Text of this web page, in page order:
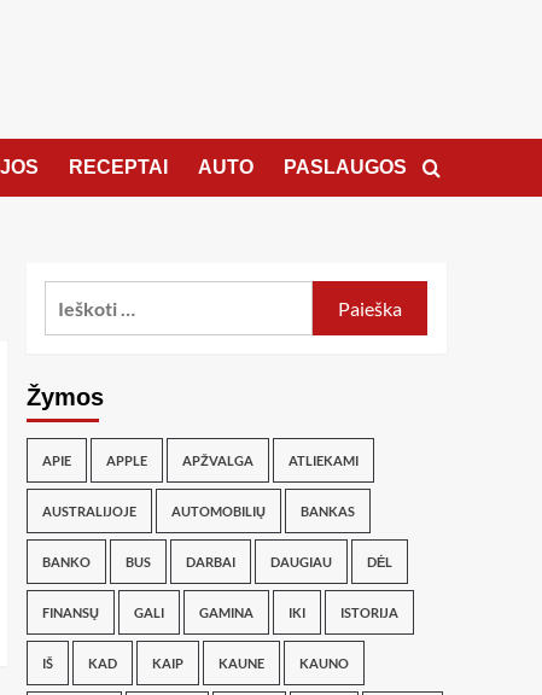
RECEPTAI AUTO PASLAUGOS
Žymos
APIE APPLE APŽVALGA ATLIEKAMI
AUSTRALIJOJE AUTOMOBILIŲ BANKAS
BANKO BUS DARBAI DAUGIAU DĖL
FINANSŲ GALI GAMINA IKI ISTORIJA
IŠ KAD KAIP KAUNE KAUNO